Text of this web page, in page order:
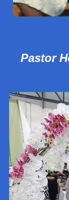
Pastor